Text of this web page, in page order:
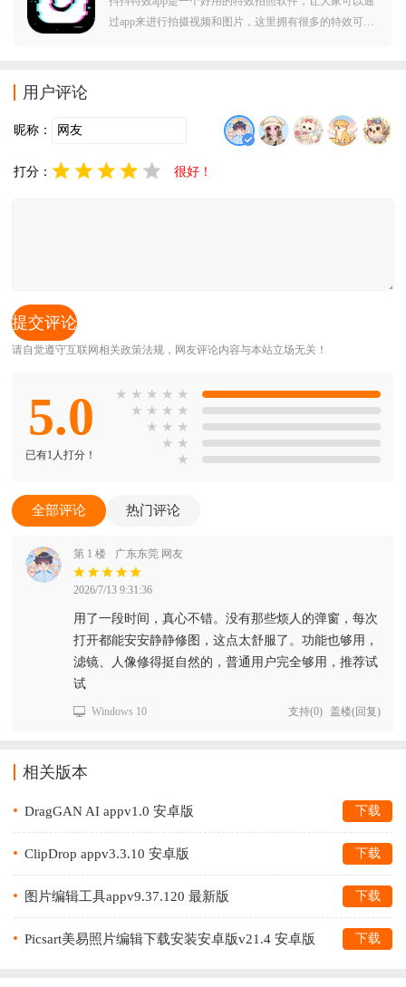
过app来进行拍摄视频和图片，这里拥有很多的特效可以
用户评论
昵称：
打分： 很好！
请自觉遵守互联网相关政策法规，网友评论内容与本站立场无关！
5.0
已有1人打分！
★ ★ ★ ★ ★
★ ★ ★ ★
★ ★ ★
★ ★
★
全部评论 热门评论
第 1 楼 广东东莞 网友
2026/7/13 9:31:36
用了一段时间，真心不错。没有那些烦人的弹窗，每次
打开都能安安静静修图，这点太舒服了。功能也够用，
滤镜、人像修得挺自然的，普通用户完全够用，推荐试
试
Windows 10 支持(0) 盖楼(回复)
相关版本
DragGAN AI appv1.0 安卓版 下载
ClipDrop appv3.3.10 安卓版 下载
图片编辑工具appv9.37.120 最新版 下载
Picsart美易照片编辑下载安装安卓版v21.4 安卓版 下载